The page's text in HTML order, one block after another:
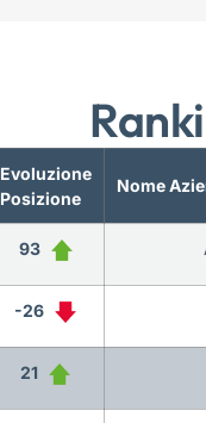
Evoluzione
Posizione
Nome
93
-26
21